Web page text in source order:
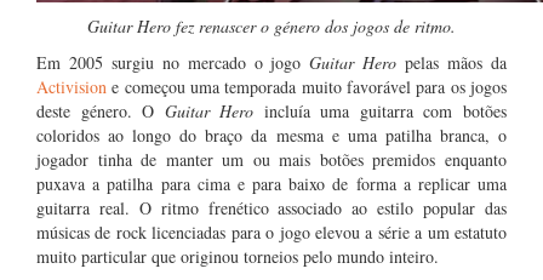
Guitar Hero fez renascer o género dos jogos de ritmo.
Em 2005 surgiu no mercado o jogoGuitar Hero pelas mãos da
Activision e começou uma temporada muito favorável para os jogos
deste género. O Guitar Hero incluía uma guitarra com botões
coloridos ao longo do braço da mesma e uma patilha branca, o
jogador tinha de manter um ou mais botões premidos enquanto
puxava a patilha para cima e para baixo de forma a replicar uma
guitarra real. O ritmo frenético associado ao estilo popular das
músicas de rock licenciadas para o jogo elevou a série a um estatuto
muito particular que originou torneios pelo mundo inteiro.